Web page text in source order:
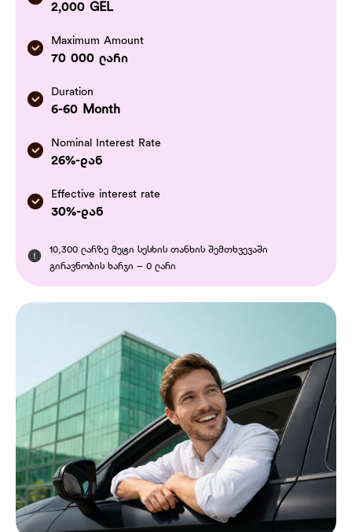
2,000 GEL
Maximum Amount
70 000 ლარი
Duration
6-60 Month
Nominal Interest Rate
26%-დან
Effective interest rate
30%-დან
10,300 ლარზე მეტი სესხის თანხის შემთხვევაში
გირავნობის ხარჯი – 0 ლარი